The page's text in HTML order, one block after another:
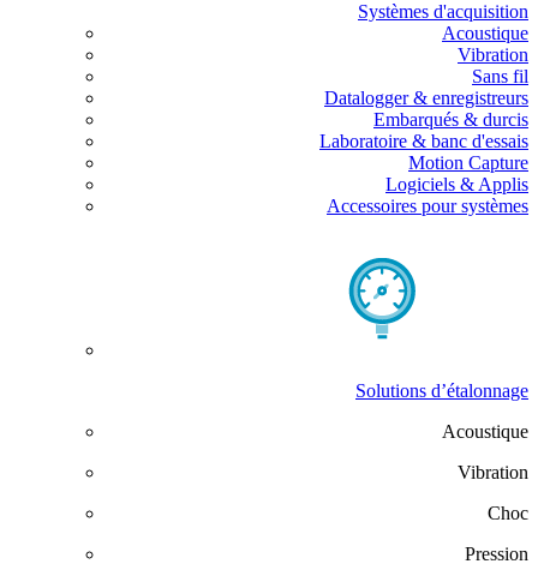
Systèmes d'acquisition
Acoustique
Vibration
Sans fil
Datalogger & enregistreurs
Embarqués & durcis
Laboratoire & banc d'essais
Motion Capture
Logiciels & Applis
Accessoires pour systèmes
Solutions d’étalonnage
Acoustique
Vibration
Choc
Pression